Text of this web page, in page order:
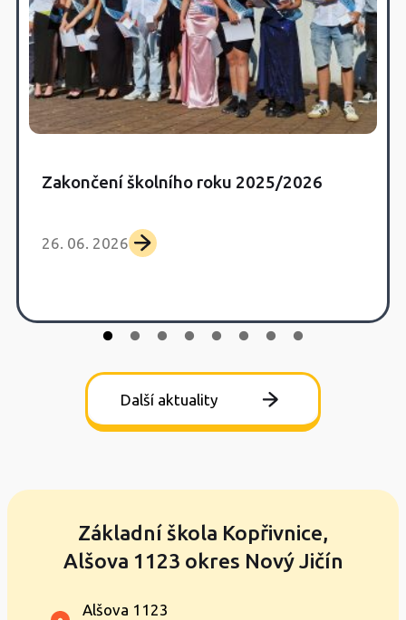
Zakončení školního roku 2025/2026
26. 06. 2026
Další aktuality
Základní škola Kopřivnice,
Alšova 1123 okres Nový Jičín
Alšova 1123